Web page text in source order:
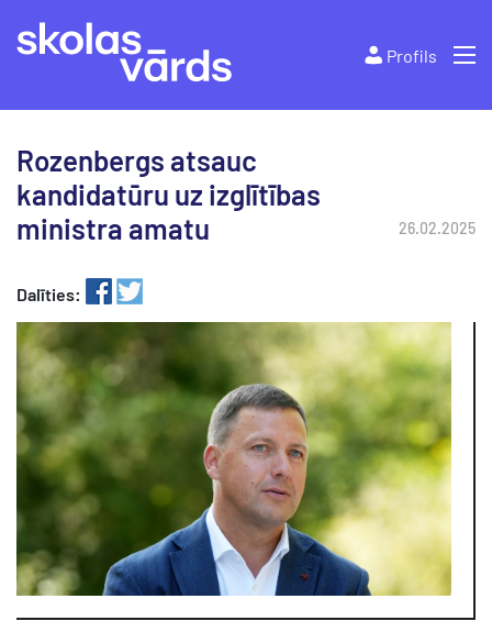
Profils
Rozenbergs atsauc
kandidatūru uz izglītības
ministra amatu
26.02.2025
Dalīties: